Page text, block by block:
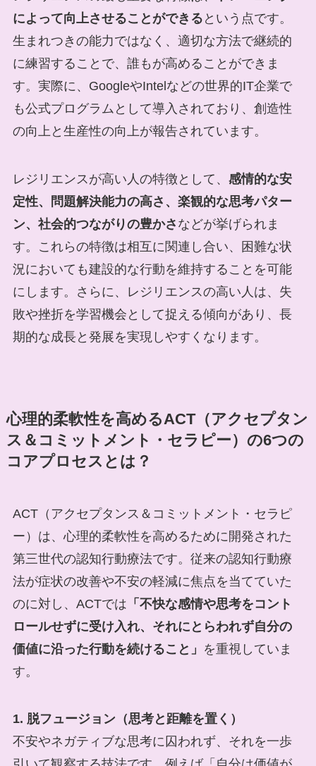
によって向上させることができる という点です。
生まれつきの能力ではなく、適切な方法で継続的
に練習することで、誰もが高めることができま
す。実際に、GoogleやIntelなどの世界的IT企業で
も公式プログラムとして導入されており、創造性
の向上と生産性の向上が報告されています。
レジリエンスが高い人の特徴として、 感情的な安
定性、問題解決能力の高さ、楽観的な思考パター
ン、社会的つながりの豊かさ などが挙げられま
す。これらの特徴は相互に関連し合い、困難な状
況においても建設的な行動を維持することを可能
にします。さらに、レジリエンスの高い人は、失
敗や挫折を学習機会として捉える傾向があり、長
期的な成長と発展を実現しやすくなります。
心理的柔軟性を高めるACT（アクセプタン
ス＆コミットメント・セラピー）の6つの
コアプロセスとは？
ACT（アクセプタンス＆コミットメント・セラピ
ー）は、心理的柔軟性を高めるために開発された
第三世代の認知行動療法です。従来の認知行動療
法が症状の改善や不安の軽減に焦点を当てていた
のに対し、ACTでは 「不快な感情や思考をコント
ロールせずに受け入れ、それにとらわれず自分の
価値に沿った行動を続けること」 を重視していま
す。
1. 脱フュージョン（思考と距離を置く）
不安やネガティブな思考に囚われず、それを一歩